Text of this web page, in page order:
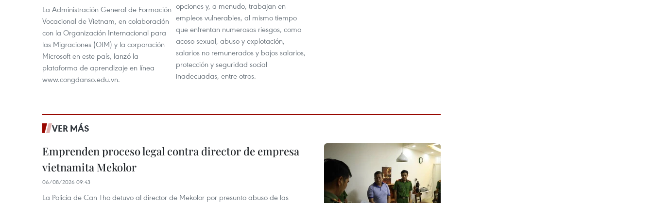
La Administración General de Formación
Vocacional de Vietnam, en colaboración
con la Organización Internacional para
las Migraciones (OIM) y la corporación
Microsoft en este país, lanzó la
plataforma de aprendizaje en línea
www.congdanso.edu.vn.
opciones y, a menudo, trabajan en
empleos vulnerables, al mismo tiempo
que enfrentan numerosos riesgos, como
acoso sexual, abuso y explotación,
salarios no remunerados y bajos salarios,
protección y seguridad social
inadecuadas, entre otros.
VER MÁS
Emprenden proceso legal contra director de empresa
vietnamita Mekolor
06/08/2026 09:43
La Policía de Can Tho detuvo al director de Mekolor por presunto abuso de las